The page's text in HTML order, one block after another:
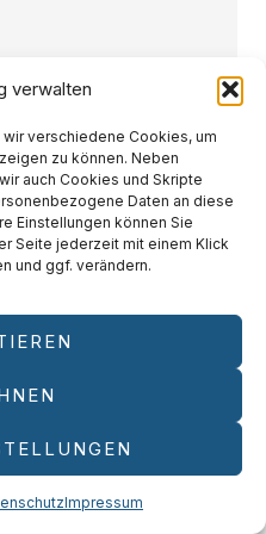
verwalten
verschiedene Cookies, um
zu können. Neben
auch Cookies und Skripte
Daten an diese
Einstellungen können Sie
Seite jederzeit mit einem Klick
und ggf. verändern.
Impressum